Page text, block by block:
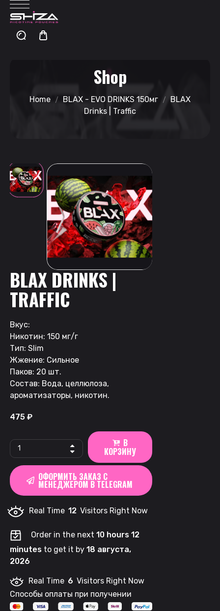
Shop
Home BLAX - EVO DRINKS 150мг
BLAX
Drinks | Traffic
BLAX DRINKS |
TRAFFIC
Вкус:
Никотин: 150 мг/г
Тип: Slim
Жжение: Сильное
Паков: 20 шт.
Состав: Вода, целлюлоза,
ароматизаторы, никотин.
475 ₽
BLAX
Drinks
Traffic
quantity
В
КОРЗИНУ
ОФОРМИТЬ ЗАКАЗ С
МЕНЕДЖЕРОМ В TELEGRAM
Real Time 12 Visitors Right Now
Order in the next 10 hours 12
minutes to get it by 18 августа,
2026
Real Time 6 Visitors Right Now
Способы оплаты при получении